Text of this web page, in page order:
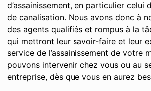
d’assainissement, en particulier celui
de canalisation. Nous avons donc à
des agents qualifiés et rompus à la
qui mettront leur savoir-faire et leur
service de l’assainissement de votre
pouvons intervenir chez vous ou au
entreprise, dès que vous en aurez